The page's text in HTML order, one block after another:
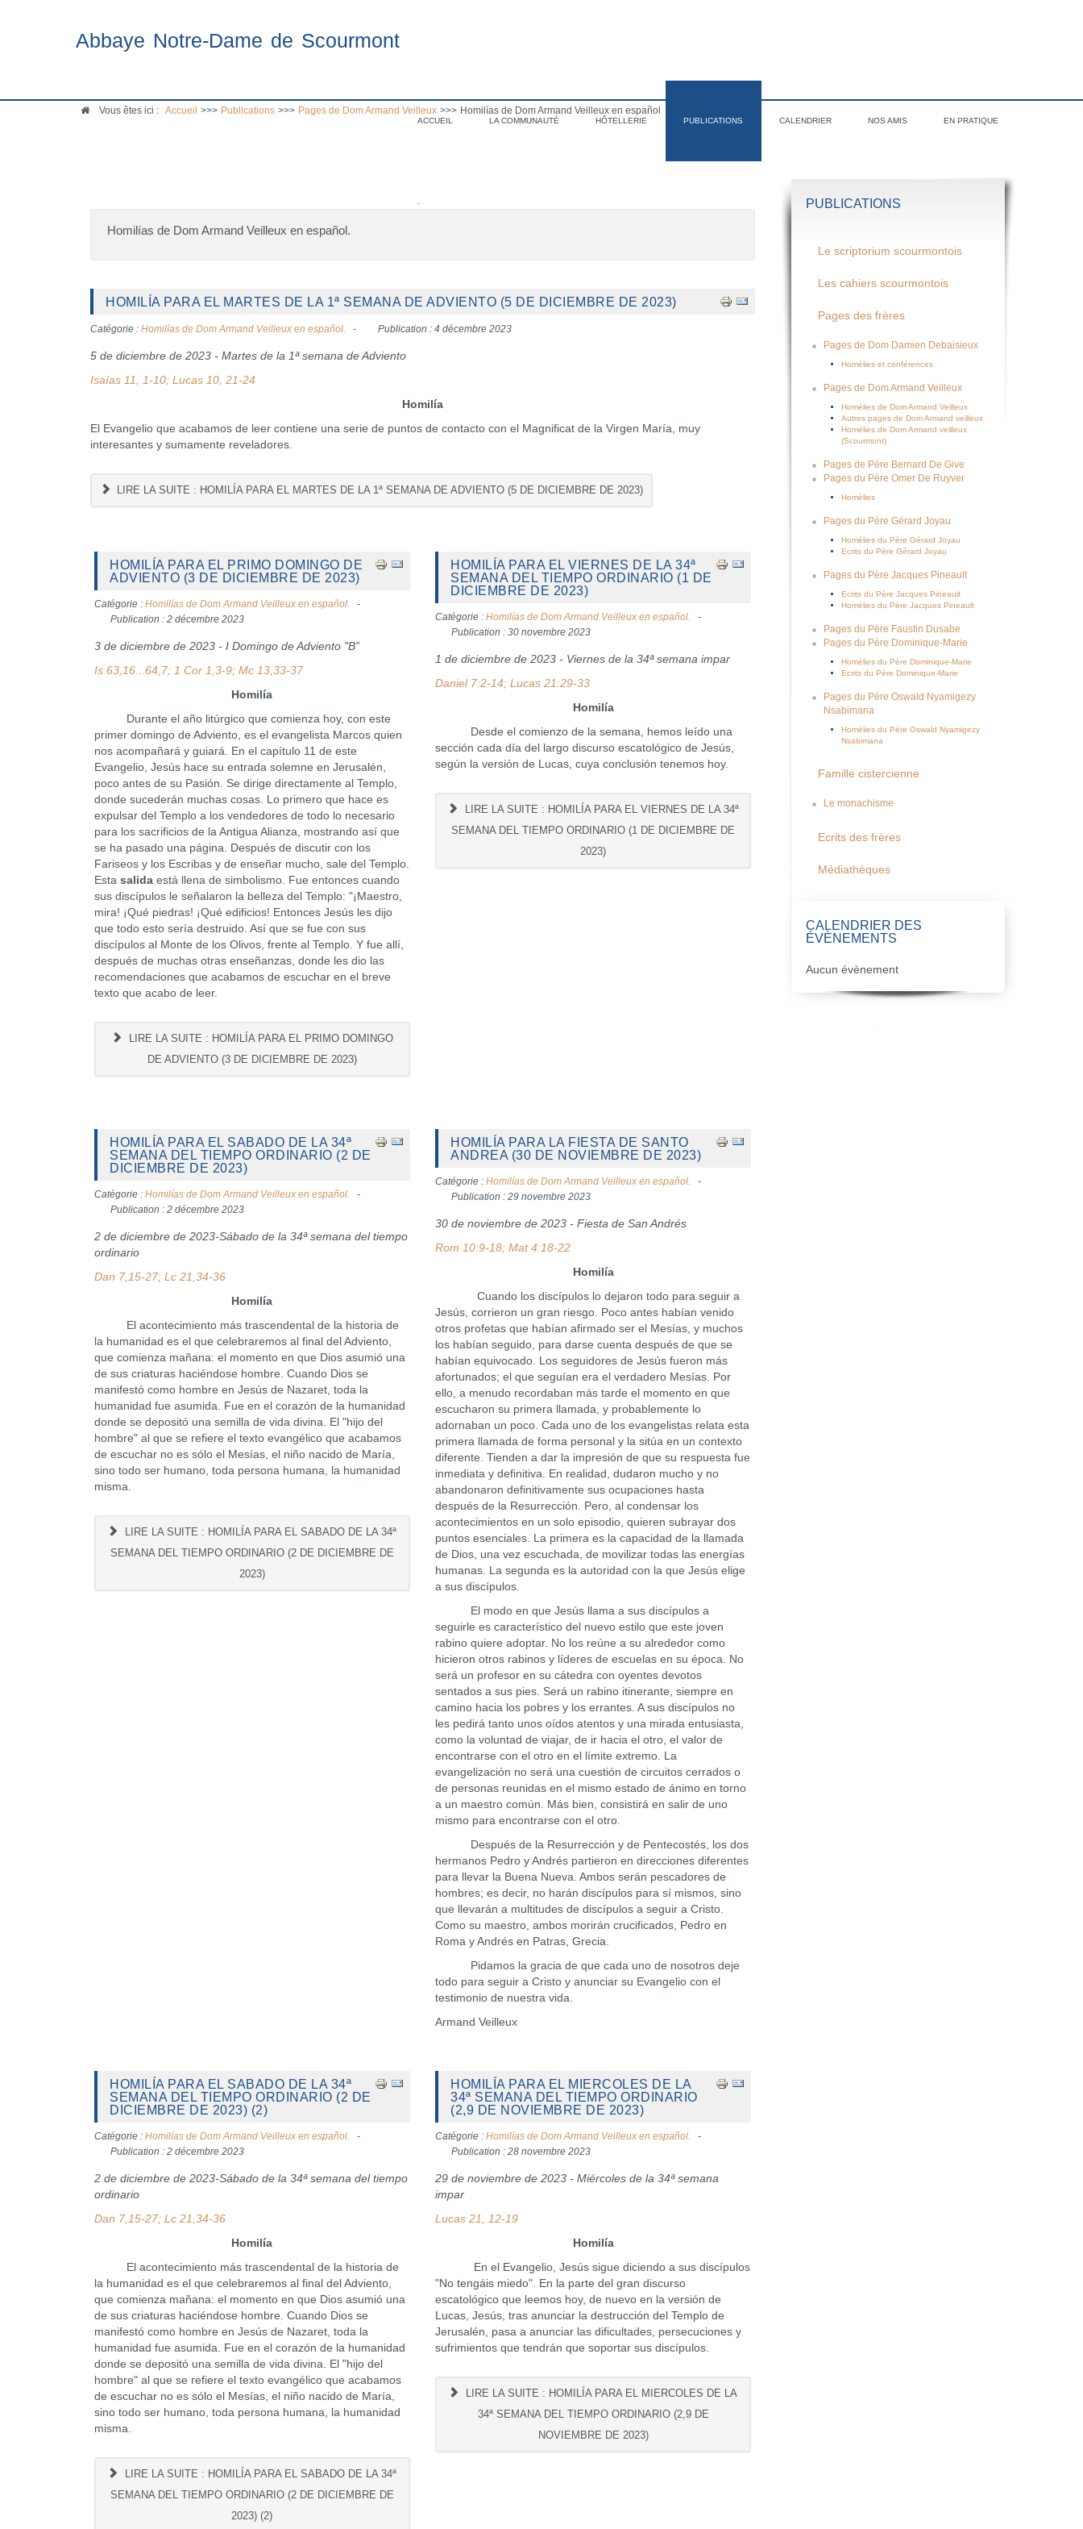
Abbaye Notre-Dame de Scourmont
ACCUEIL LA COMMUNAUTÉ HÔTELLERIE PUBLICATIONS CALENDRIER NOS AMIS EN PRATIQUE
Vous êtes ici : Accueil >>> Publications >>> Pages de Dom Armand Veilleux >>> Homilías de Dom Armand Veilleux en español
Homilías de Dom Armand Veilleux en español.
HOMILÍA PARA EL MARTES DE LA 1ª SEMANA DE ADVIENTO (5 DE DICIEMBRE DE 2023)
Catégorie : Homilías de Dom Armand Veilleux en español. Publication : 4 décembre 2023
5 de diciembre de 2023 - Martes de la 1ª semana de Adviento
Isaías 11, 1-10; Lucas 10, 21-24
Homilía
El Evangelio que acabamos de leer contiene una serie de puntos de contacto con el Magnificat de la Virgen María, muy
interesantes y sumamente reveladores.
LIRE LA SUITE : HOMILÍA PARA EL MARTES DE LA 1ª SEMANA DE ADVIENTO (5 DE DICIEMBRE DE 2023)
HOMILÍA PARA EL PRIMO DOMINGO DE
ADVIENTO (3 DE DICIEMBRE DE 2023)
Catégorie : Homilías de Dom Armand Veilleux en español.
Publication : 2 décembre 2023
3 de diciembre de 2023 - I Domingo de Adviento "B”
Is 63,16...64,7; 1 Cor 1,3-9; Mc 13,33-37
Homilía
Durante el año litúrgico que comienza hoy, con este
primer domingo de Adviento, es el evangelista Marcos quien
nos acompañará y guiará. En el capítulo 11 de este
Evangelio, Jesús hace su entrada solemne en Jerusalén,
poco antes de su Pasión. Se dirige directamente al Templo,
donde sucederán muchas cosas. Lo primero que hace es
expulsar del Templo a los vendedores de todo lo necesario
para los sacrificios de la Antigua Alianza, mostrando así que
se ha pasado una página. Después de discutir con los
Fariseos y los Escribas y de enseñar mucho, sale del Templo.
Esta salida está llena de simbolismo. Fue entonces cuando
sus discípulos le señalaron la belleza del Templo: "¡Maestro,
mira! ¡Qué piedras! ¡Qué edificios! Entonces Jesús les dijo
que todo esto sería destruido. Así que se fue con sus
discípulos al Monte de los Olivos, frente al Templo. Y fue allí,
después de muchas otras enseñanzas, donde les dio las
recomendaciones que acabamos de escuchar en el breve
texto que acabo de leer.
LIRE LA SUITE : HOMILÍA PARA EL PRIMO DOMINGO
DE ADVIENTO (3 DE DICIEMBRE DE 2023)
HOMILÍA PARA EL VIERNES DE LA 34ª
SEMANA DEL TIEMPO ORDINARIO (1 DE
DICIEMBRE DE 2023)
Catégorie :Homilías de Dom Armand Veilleux en español.
Publication : 30 novembre 2023
1 de diciembre de 2023 - Viernes de la 34ª semana impar
Daniel 7:2-14; Lucas 21:29-33
Homilía
Desde el comienzo de la semana, hemos leído una
sección cada día del largo discurso escatológico de Jesús,
según la versión de Lucas, cuya conclusión tenemos hoy.
LIRE LA SUITE : HOMILÍA PARA EL VIERNES DE LA 34ª
SEMANA DEL TIEMPO ORDINARIO (1 DE DICIEMBRE DE
2023)
HOMILÍA PARA EL SABADO DE LA 34ª
SEMANA DEL TIEMPO ORDINARIO (2 DE
DICIEMBRE DE 2023)
Catégorie : Homilías de Dom Armand Veilleux en español.
Publication : 2 décembre 2023
2 de diciembre de 2023-Sábado de la 34ª semana del tiempo
ordinario
Dan 7,15-27; Lc 21,34-36
Homilía
El acontecimiento más trascendental de la historia de
la humanidad es el que celebraremos al final del Adviento,
que comienza mañana: el momento en que Dios asumió una
de sus criaturas haciéndose hombre. Cuando Dios se
manifestó como hombre en Jesús de Nazaret, toda la
humanidad fue asumida. Fue en el corazón de la humanidad
donde se depositó una semilla de vida divina. El "hijo del
hombre" al que se refiere el texto evangélico que acabamos
de escuchar no es sólo el Mesías, el niño nacido de María,
sino todo ser humano, toda persona humana, la humanidad
misma.
LIRE LA SUITE : HOMILÍA PARA EL SABADO DE LA 34ª
SEMANA DEL TIEMPO ORDINARIO (2 DE DICIEMBRE DE
2023)
HOMILÍA PARA LA FIESTA DE SANTO
ANDREA (30 DE NOVIEMBRE DE 2023)
Catégorie :Homilías de Dom Armand Veilleux en español.
Publication : 29 novembre 2023
30 de noviembre de 2023 - Fiesta de San Andrés
Rom 10:9-18; Mat 4:18-22
Homilía
Cuando los discípulos lo dejaron todo para seguir a
Jesús, corrieron un gran riesgo. Poco antes habían venido
otros profetas que habían afirmado ser el Mesías, y muchos
los habían seguido, para darse cuenta después de que se
habían equivocado. Los seguidores de Jesús fueron más
afortunados; el que seguían era el verdadero Mesías. Por
ello, a menudo recordaban más tarde el momento en que
escucharon su primera llamada, y probablemente lo
adornaban un poco. Cada uno de los evangelistas relata esta
primera llamada de forma personal y la sitúa en un contexto
diferente. Tienden a dar la impresión de que su respuesta fue
inmediata y definitiva. En realidad, dudaron mucho y no
abandonaron definitivamente sus ocupaciones hasta
después de la Resurrección. Pero, al condensar los
acontecimientos en un solo episodio, quieren subrayar dos
puntos esenciales. La primera es la capacidad de la llamada
de Dios, una vez escuchada, de movilizar todas las energías
humanas. La segunda es la autoridad con la que Jesús elige
a sus discípulos.
El modo en que Jesús llama a sus discípulos a
seguirle es característico del nuevo estilo que este joven
rabino quiere adoptar. No los reúne a su alrededor como
hicieron otros rabinos y líderes de escuelas en su época. No
será un profesor en su cátedra con oyentes devotos
sentados a sus pies. Será un rabino itinerante, siempre en
camino hacia los pobres y los errantes. A sus discípulos no
les pedirá tanto unos oídos atentos y una mirada entusiasta,
como la voluntad de viajar, de ir hacia el otro, el valor de
encontrarse con el otro en el límite extremo. La
evangelización no será una cuestión de circuitos cerrados o
de personas reunidas en el mismo estado de ánimo en torno
a un maestro común. Más bien, consistirá en salir de uno
mismo para encontrarse con el otro.
Después de la Resurrección y de Pentecostés, los dos
hermanos Pedro y Andrés partieron en direcciones diferentes
para llevar la Buena Nueva. Ambos serán pescadores de
hombres; es decir, no harán discípulos para sí mismos, sino
que llevarán a multitudes de discípulos a seguir a Cristo.
Como su maestro, ambos morirán crucificados, Pedro en
Roma y Andrés en Patras, Grecia.
Pidamos la gracia de que cada uno de nosotros deje
todo para seguir a Cristo y anunciar su Evangelio con el
testimonio de nuestra vida.
Armand Veilleux
HOMILÍA PARA EL SABADO DE LA 34ª
SEMANA DEL TIEMPO ORDINARIO (2 DE
DICIEMBRE DE 2023) (2)
Catégorie : Homilías de Dom Armand Veilleux en español.
Publication : 2 décembre 2023
2 de diciembre de 2023-Sábado de la 34ª semana del tiempo
ordinario
Dan 7,15-27; Lc 21,34-36
Homilía
El acontecimiento más trascendental de la historia de
la humanidad es el que celebraremos al final del Adviento,
que comienza mañana: el momento en que Dios asumió una
de sus criaturas haciéndose hombre. Cuando Dios se
manifestó como hombre en Jesús de Nazaret, toda la
humanidad fue asumida. Fue en el corazón de la humanidad
donde se depositó una semilla de vida divina. El "hijo del
hombre" al que se refiere el texto evangélico que acabamos
de escuchar no es sólo el Mesías, el niño nacido de María,
sino todo ser humano, toda persona humana, la humanidad
misma.
LIRE LA SUITE : HOMILÍA PARA EL SABADO DE LA 34ª
SEMANA DEL TIEMPO ORDINARIO (2 DE DICIEMBRE DE
2023) (2)
HOMILÍA PARA EL MIERCOLES DE LA
34ª SEMANA DEL TIEMPO ORDINARIO
(2,9 DE NOVIEMBRE DE 2023)
Catégorie :Homilías de Dom Armand Veilleux en español.
Publication : 28 novembre 2023
29 de noviembre de 2023 - Miércoles de la 34ª semana
impar
Lucas 21, 12-19
Homilía
En el Evangelio, Jesús sigue diciendo a sus discípulos
"No tengáis miedo". En la parte del gran discurso
escatológico que leemos hoy, de nuevo en la versión de
Lucas, Jesús, tras anunciar la destrucción del Templo de
Jerusalén, pasa a anunciar las dificultades, persecuciones y
sufrimientos que tendrán que soportar sus discípulos.
LIRE LA SUITE : HOMILÍA PARA EL MIERCOLES DE LA
34ª SEMANA DEL TIEMPO ORDINARIO (2,9 DE
NOVIEMBRE DE 2023)
PUBLICATIONS
Le scriptorium scourmontois
Les cahiers scourmontois
Pages des frères
Pages de Dom Damien Debaisieux
Homélies et conférences
Pages de Dom Armand Veilleux
Homélies de Dom Armand Veilleux
Autres pages de Dom Armand veilleux
Homélies de Dom Armand veilleux
(Scourmont)
Pages de Père Bernard De Give
Pages du Père Omer De Ruyver
Homélies
Pages du Père Gérard Joyau
Homélies du Père Gérard Joyau
Ecrits du Père Gérard Joyau
Pages du Père Jacques Pineault
Ecrits du Père Jacques Pineault
Homélies du Père Jacques Pineault
Pages du Père Faustin Dusabe
Pages du Père Dominique-Marie
Homélies du Père Dominique-Marie
Ecrits du Père Dominique-Marie
Pages du Père Oswald Nyamigezy
Nsabimana
Homélies du Père Oswald Nyamigezy
Nsabimana
Famille cistercienne
Le monachisme
Ecrits des frères
Médiathèques
CALENDRIER DES
ÉVÈNEMENTS
Aucun évènement